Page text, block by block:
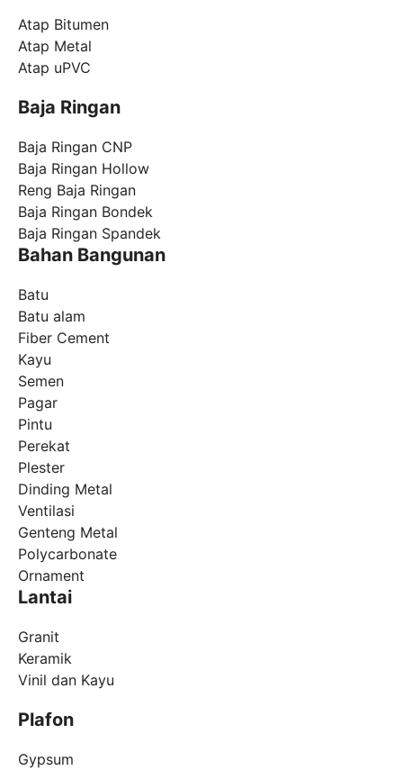
Atap Bitumen
Atap Metal
Atap uPVC
Baja Ringan
Baja Ringan CNP
Baja Ringan Hollow
Reng Baja Ringan
Baja Ringan Bondek
Baja Ringan Spandek
Bahan Bangunan
Batu
Batu alam
Fiber Cement
Kayu
Semen
Pagar
Pintu
Perekat
Plester
Dinding Metal
Ventilasi
Genteng Metal
Polycarbonate
Ornament
Lantai
Granit
Keramik
Vinil dan Kayu
Plafon
Gypsum